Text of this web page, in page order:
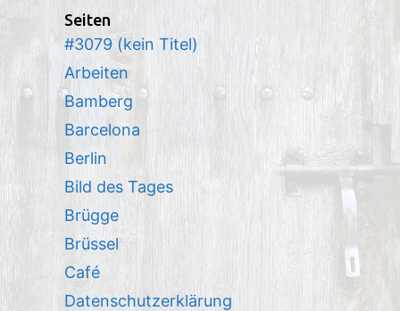
Seiten
#3079 (kein Titel)
Arbeiten
Bamberg
Barcelona
Berlin
Bild des Tages
Brügge
Brüssel
Café
Datenschutzerklärung